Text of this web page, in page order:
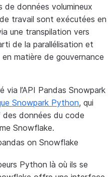
de données volumineux
travail sont exécutées en
une transpilation vers
de la parallélisation et
matière de gouvernance
l’API Pandas Snowpark
Snowpark Python, qui
données du code
Snowflake.
on Snowflake
Python là où ils se